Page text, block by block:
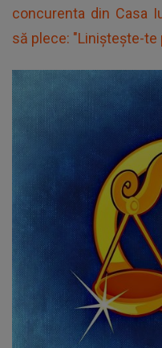
concurenta din Casa
să plece: "Liniștește-te